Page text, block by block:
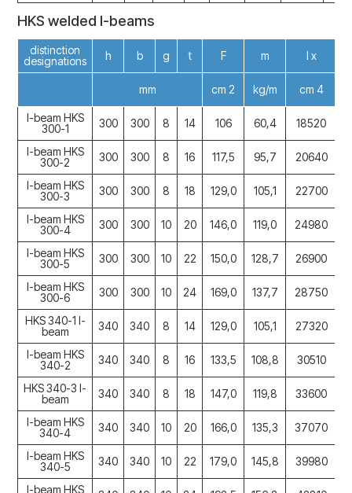
HKS welded I-beams
distinction
designations
h b g t F m I x
mm cm 2 kg/m cm 4
I-beam HKS
300-1
300 300 8 14 106 60,4 18520
I-beam HKS
300-2
300 300 8 16 117,5 95,7 20640
I-beam HKS
300-3
300 300 8 18 129,0 105,1 22700
I-beam HKS
300-4
300 300 10 20 146,0 119,0 24980
I-beam HKS
300-5
300 300 10 22 150,0 128,7 26900
I-beam HKS
300-6
300 300 10 24 169,0 137,7 28750
HKS 340-1 I-
beam
340 340 8 14 129,0 105,1 27320
I-beam HKS
340-2
340 340 8 16 133,5 108,8 30510
HKS 340-3 I-
beam
340 340 8 18 147,0 119,8 33600
I-beam HKS
340-4
340 340 10 20 166,0 135,3 37070
I-beam HKS
340-5
340 340 10 22 179,0 145,8 39980
I-beam HKS